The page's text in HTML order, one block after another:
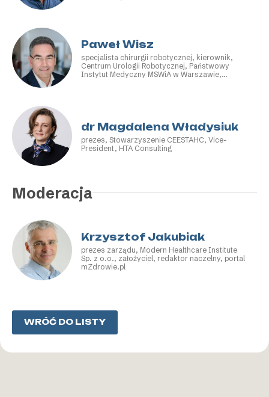
Paweł Wisz
specjalista chirurgii robotycznej, kierownik,
Centrum Urologii Robotycznej, Państwowy
Instytut Medyczny MSWiA w Warszawie,
dr Magdalena Władysiuk
prezes, Stowarzyszenie CEESTAHC, Vice-
President, HTA Consulting
Moderacja
Krzysztof Jakubiak
prezes zarządu, Modern Healthcare Institute
Sp. z o.o., założyciel, redaktor naczelny, portal
mZdrowie.pl
WRÓĆ DO LISTY